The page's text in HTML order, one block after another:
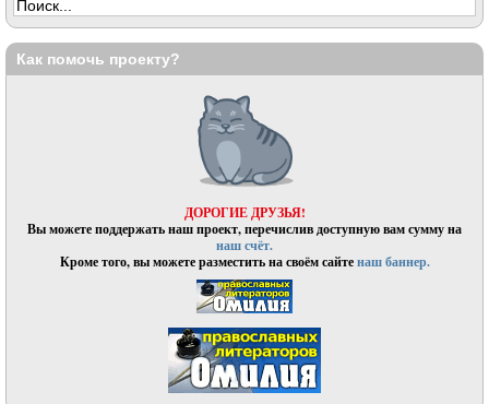
Как помочь проекту?
ДОРОГИЕ ДРУЗЬЯ!
Вы можете поддержать наш проект, перечислив доступную вам сумму на
наш счёт.
Кроме того, вы можете разместить на своём сайтенаш баннер.